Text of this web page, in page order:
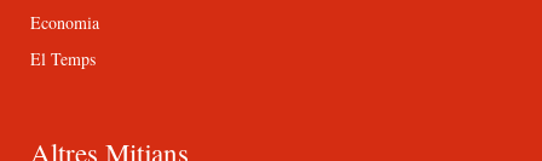
Economia
El Temps
Altres Mitjans